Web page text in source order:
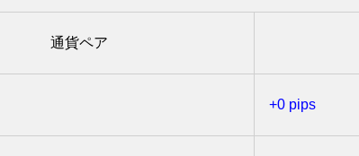
通貨ペア
+0 pips